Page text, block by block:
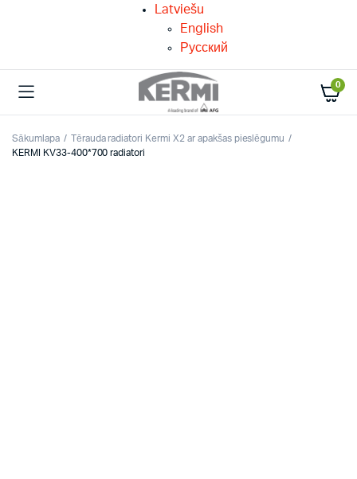
Latviešu
English
Русский
0
Sākumlapa
Tērauda radiatori Kermi X2 ar apakšas pieslēgumu
KERMI KV33-400*700 radiatori